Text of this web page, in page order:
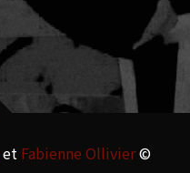
et Fabienne Ollivier©